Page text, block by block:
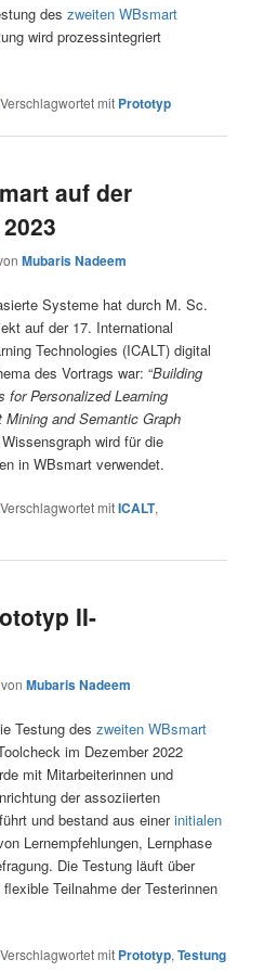
deszweiten WBsmart
wird prozessintegriert
Verschlagwortet mit Prototyp
auf der
Mubaris Nadeem
Systeme hat durch M. Sc.
auf der 17. International
Technologies (ICALT) digital
des Vortrags war: “Building
for Personalized Learning
and Semantic Graph
wird für die
in WBsmart verwendet.
Verschlagwortet mitICALT,
II-
vonMubaris Nadeem
Testung deszweiten WBsmart
im Dezember 2022
mit Mitarbeiterinnen und
der assoziierten
und bestand aus einerinitialen
Lernempfehlungen, Lernphase
Die Testung läuft über
Teilnahme der Testerinnen
Verschlagwortet mit Prototyp,Testung